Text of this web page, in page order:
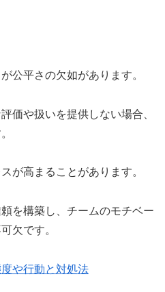
公平さの欠如があります。
価や扱いを提供しない場合、
が高まることがあります。
を構築し、チームのモチベー
欠です。
や行動と対処法